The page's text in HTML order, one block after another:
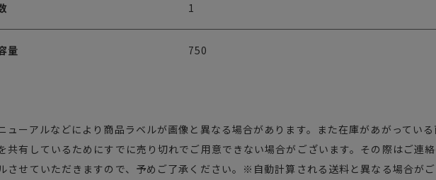
1
量 750
ューアルなどにより商品ラベルが画像と異なる場合があります。また在庫があがってい
共有しているためにすでに売り切れでご用意できない場合がございます。その際はご連
させていただきますので、予めご了承ください。※自動計算される送料と異なる場合が